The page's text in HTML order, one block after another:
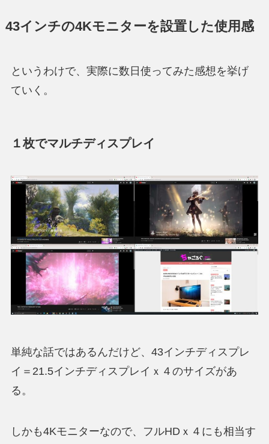
43インチの4Kモニターを設置した使用感
というわけで、実際に数日使ってみた感想を挙げ
ていく。
１枚でマルチディスプレイ
単純な話ではあるんだけど、 43インチディスプレ
イ＝21.5インチディスプレイｘ４のサイズがあ
る。
しかも4Kモニターなので、フルHDｘ４にも相当す